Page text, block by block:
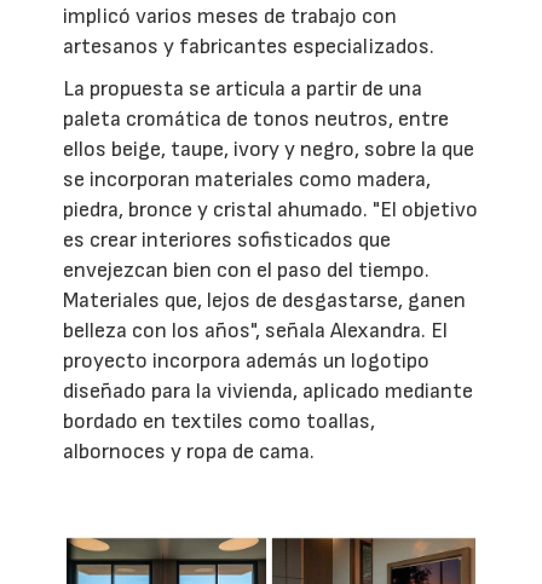
implicó varios meses de trabajo con
artesanos y fabricantes especializados.
La propuesta se articula a partir de una
paleta cromática de tonos neutros, entre
ellos beige, taupe, ivory y negro, sobre la que
se incorporan materiales como madera,
piedra, bronce y cristal ahumado. "El objetivo
es crear interiores sofisticados que
envejezcan bien con el paso del tiempo.
Materiales que, lejos de desgastarse, ganen
belleza con los años", señala Alexandra. El
proyecto incorpora además un logotipo
diseñado para la vivienda, aplicado mediante
bordado en textiles como toallas,
albornoces y ropa de cama.